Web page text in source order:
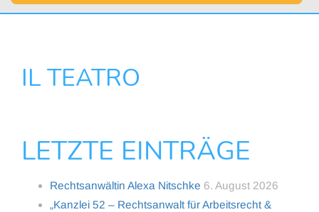
IL TEATRO
LETZTE EINTRÄGE
Rechtsanwältin Alexa Nitschke 6. August 2026
„Kanzlei 52 – Rechtsanwalt für Arbeitsrecht &